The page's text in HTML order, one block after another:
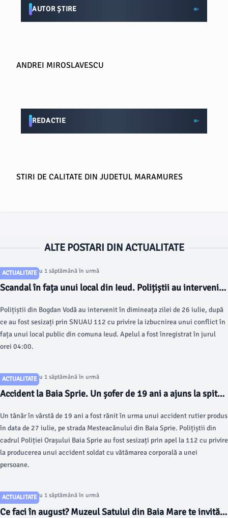
AUTOR ȘTIRE
ANDREI MIROSLAVESCU
REDACTIE
STIRI DE CALITATE DIN JUDETUL MARAMURES
ALTE POSTARI DIN ACTUALITATE
ACTUALITATE
Articol postat cu 1 săptămână în urmă
Scandal în fața unui local din Ieud. Polițiștii au intervenit
Polițiștii din Bogdan Vodă au intervenit în dimineața zilei de 26 iulie, după
ce au fost sesizați prin SNUAU 112 cu privire la izbucnirea unui conflict în
fața unui local public din comuna Ieud. Apelul a fost înregistrat în jurul
orei 04:00.
ACTUALITATE
Articol postat cu 1 săptămână în urmă
Accident la Baia Sprie. Un șofer de 19 ani a ajuns la spital
Un tânăr în vârstă de 19 ani a fost rănit în urma unui accident rutier produs
în data de 27 iulie, pe strada Mesteacănului din Baia Sprie. Polițiștii din
cadrul Poliției Orașului Baia Sprie au fost sesizați prin apel la 112 cu privire
la producerea unui accident soldat cu vătămarea corporală a unei
persoane.
ACTUALITATE
Articol postat cu 1 săptămână în urmă
Ce faci în august? Muzeul Satului din Baia Mare te invită